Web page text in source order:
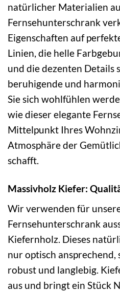
natürlicher Materialien
Fernsehunterschrank
Eigenschaften auf
Linien, die helle
und die dezenten Details
beruhigende und
Sie sich wohlfühlen
wie dieser elegante
Mittelpunkt Ihres
Atmosphäre der
schafft.
Massivholz Kiefer:
Wir verwenden für
Fernsehunterschrank
Kiefernholz. Dieses
nur optisch
robust und langlebig.
aus und bringt ein Stück